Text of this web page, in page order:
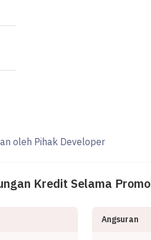
oleh Pihak Developer
Kredit Selama Promo
Angsuran